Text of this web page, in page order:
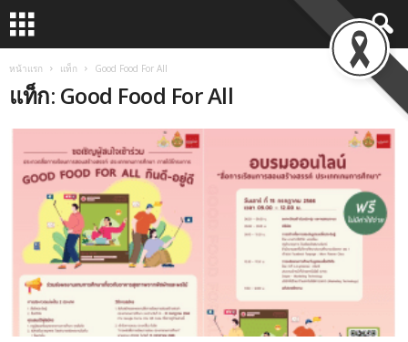
หน้าแรก แท็ก Good Food For All
แท็ก: Good Food For All